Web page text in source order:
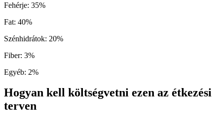
Fehérje: 35%
Fat: 40%
Szénhidrátok: 20%
Fiber: 3%
Egyéb: 2%
Hogyan kell költségvetni ezen az étkezési
terven